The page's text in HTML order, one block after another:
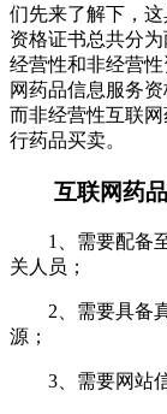
们先来了解下，
资格证书总共分
经营性和非经营
网药品信息服务
而非经营性互联
行药品买卖。
互联网药
1、需要配备
关人员；
2、需要具备
源；
3、需要网站